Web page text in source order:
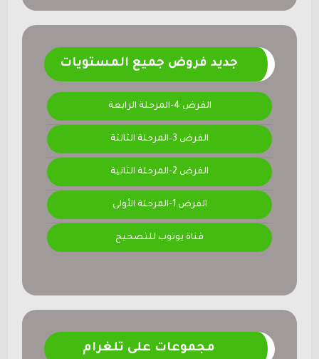
جديد فروض جميع المستويات
الفرض 4-المرحلة الرابعة
الفرض 3-المرحلة الثالثة
الفرض 2-المرحلة الثانية
الفرض 1-المرحلة الأولى
قناة يوتوب للتصحيح
مجموعات على تلغرام